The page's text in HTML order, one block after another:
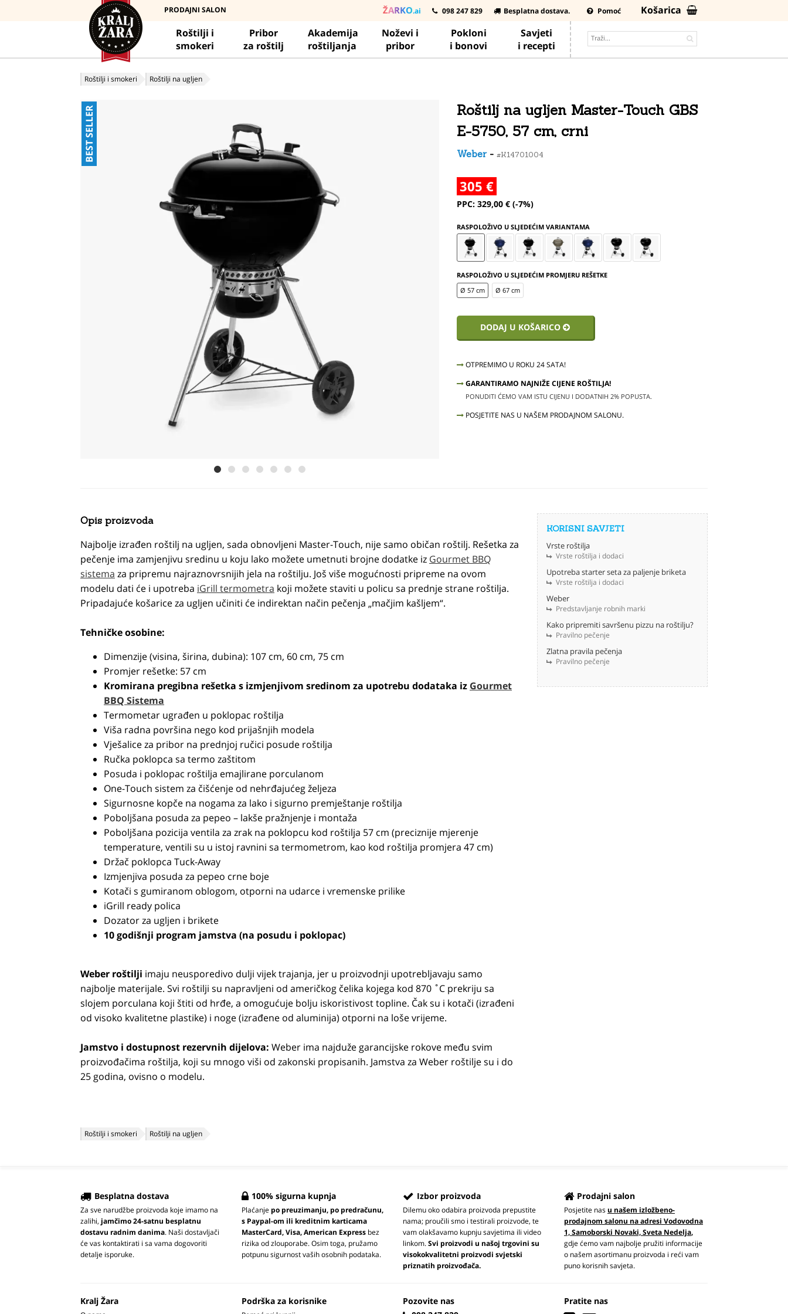
PRODAJNI SALON ŽARKO.ai 098 247 829 Besplatna dostava. Pomoć
Košarica
Roštilji i
smokeri
Pribor
za roštilj
Akademija
roštiljanja
Noževi i
pribor
Pokloni
i bonovi
Savjeti
i recepti
Roštilji i smokeri Roštilji na ugljen
BEST SELLER
Roštilj na ugljen Master-Touch GBS
E-5750, 57 cm, crni
Weber- #K14701004
305 €
PPC: 329,00 € (-7%)
RASPOLOŽIVO U SLJEDEĆIM VARIANTAMA
RASPOLOŽIVO U SLJEDEĆIM PROMJERU REŠETKE
Ø 57 cm
Ø 67 cm
DODAJ U KOŠARICO
OTPREMIMO U ROKU 24 SATA!
GARANTIRAMO NAJNIŽE CIJENE ROŠTILJA!
PONUDITI ĆEMO VAM ISTU CIJENU I DODATNIH 2% POPUSTA.
POSJETITE NAS U NAŠEM PRODAJNOM SALONU.
Opis proizvoda
Najbolje izrađen roštilj na ugljen, sada obnovljeni Master-Touch, nije samo običan roštilj. Rešetka za
pečenje ima zamjenjivu sredinu u koju lako možete umetnuti brojne dodatke iz Gourmet BBQ
sistema za pripremu najraznovrsnijih jela na roštilju. Još više mogućnosti pripreme na ovom
modelu dati će i upotreba iGrill termometra koji možete staviti u policu sa prednje strane roštilja.
Pripadajuće košarice za ugljen učiniti će indirektan način pečenja „mačjim kašljem“.
Tehničke osobine:
Dimenzije (visina, širina, dubina): 107 cm, 60 cm, 75 cm
Promjer rešetke: 57 cm
Kromirana pregibna rešetka s izmjenjivom sredinom za upotrebu dodataka iz Gourmet
BBQ Sistema
Termometar ugrađen u poklopac roštilja
Viša radna površina nego kod prijašnjih modela
Vješalice za pribor na prednjoj ručici posude roštilja
Ručka poklopca sa termo zaštitom
Posuda i poklopac roštilja emajlirane porculanom
One-Touch sistem za čišćenje od nehrđajućeg željeza
Sigurnosne kopče na nogama za lako i sigurno premještanje roštilja
Poboljšana posuda za pepeo – lakše pražnjenje i montaža
Poboljšana pozicija ventila za zrak na poklopcu kod roštilja 57 cm (preciznije mjerenje
temperature, ventili su u istoj ravnini sa termometrom, kao kod roštilja promjera 47 cm)
Držač poklopca Tuck-Away
Izmjenjiva posuda za pepeo crne boje
Kotači s gumiranom oblogom, otporni na udarce i vremenske prilike
iGrill ready polica
Dozator za ugljen i brikete
10 godišnji program jamstva (na posudu i poklopac)
Weber roštilji imaju neusporedivo dulji vijek trajanja, jer u proizvodnji upotrebljavaju samo
najbolje materijale. Svi roštilji su napravljeni od američkog čelika kojega kod 870 ˚C prekriju sa
slojem porculana koji štiti od hrđe, a omogućuje bolju iskoristivost topline. Čak su i kotači (izrađeni
od visoko kvalitetne plastike) i noge (izrađene od aluminija) otporni na loše vrijeme.
Jamstvo i dostupnost rezervnih dijelova: Weber ima najduže garancijske rokove među svim
proizvođačima roštilja, koji su mnogo viši od zakonski propisanih. Jamstva za Weber roštilje su i do
25 godina, ovisno o modelu.
KORISNI SAVJETI
Vrste roštilja
Vrste roštilja i dodaci
Upotreba starter seta za paljenje briketa
Vrste roštilja i dodaci
Weber
Predstavljanje robnih marki
Kako pripremiti savršenu pizzu na roštilju?
Pravilno pečenje
Zlatna pravila pečenja
Pravilno pečenje
Roštilji i smokeri Roštilji na ugljen
Besplatna dostava
Za sve narudžbe proizvoda koje imamo na
zalihi, jamčimo 24-satnu besplatnu
dostavu radnim danima. Naši dostavljači
će vas kontaktirati i sa vama dogovoriti
detalje isporuke.
100% sigurna kupnja
Plaćanje po preuzimanju, po predračunu,
s Paypal-om ili kreditnim karticama
MasterCard, Visa, American Express bez
rizika od zlouporabe. Osim toga, pružamo
potpunu sigurnost vaših osobnih podataka.
Izbor proizvoda
Dilemu oko odabira proizvoda prepustite
nama; proučili smo i testirali proizvode, te
vam olakšavamo kupnju savjetima ili video
linkom.Svi proizvodi u našoj trgovini su
visokokvalitetni proizvodi svjetski
priznatih proizvođača.
Prodajni salon
Posjetite nasu našem izložbeno-
prodajnom salonu na adresi Vodovodna
1, Samoborski Novaki, Sveta Nedelja,
gdje ćemo vam najbolje pružiti informacije
o našem asortimanu proizvoda i reći vam
puno korisnih savjeta.
Kralj Žara Podrška za korisnike
Pozovite nas
Pratite nas